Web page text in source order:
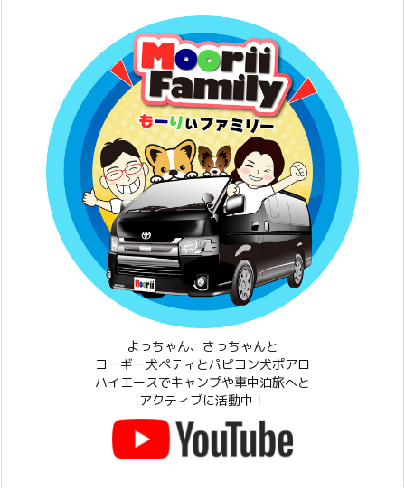
よっちゃん、さっちゃんと
コーギー犬ペティとパピヨン犬ポアロ
ハイエースでキャンプや車中泊旅へと
アクティブに活動中！